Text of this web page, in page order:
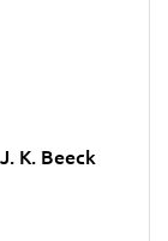
K. Beeck